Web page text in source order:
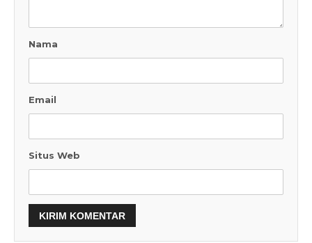
Nama
Email
Situs Web